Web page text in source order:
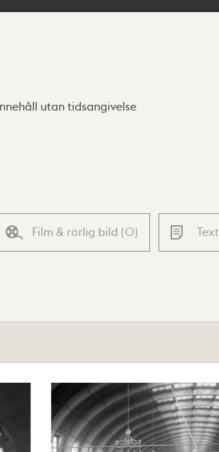
utan tidsangivelse
Film & rörlig bild (0) Text